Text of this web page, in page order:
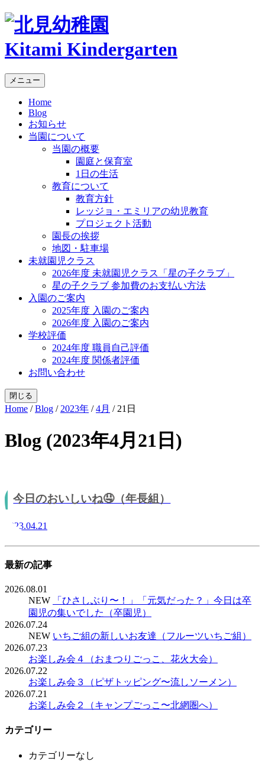
Kitami Kindergarten
メニュー
Home
Blog
お知らせ
当園について
当園の概要
園庭と保育室
1日の生活
教育について
教育方針
レッジョ・エミリアの幼児教育
プロジェクト活動
園長の挨拶
地図・駐車場
未就園児クラス
2026年度 未就園児クラス「星の子クラブ」
星の子クラブ 参加費のお支払い方法
入園のご案内
2025年度 入園のご案内
2026年度 入園のご案内
学校評価
2024年度 職員自己評価
2024年度 関係者評価
お問い合わせ
閉じる
Home /Blog / 2023年 /4月 / 21日
Blog (2023年4月21日)
今日のおいしいね🤤（年長組）
2023.04.21
最新の記事
2026.08.01
NEW
「ひさしぶり〜！」「元気だった？」今日は卒
園児の集いでした（卒園児）
2026.07.24
NEW いちご組の新しいお友達（フルーツいちご組）
2026.07.23
お楽しみ会４（おまつりごっこ、花火大会）
2026.07.22
お楽しみ会３（ピザトッピング〜流しソーメン）
2026.07.21
お楽しみ会２（キャンプごっこ〜北網圏へ）
カテゴリー
カテゴリーなし